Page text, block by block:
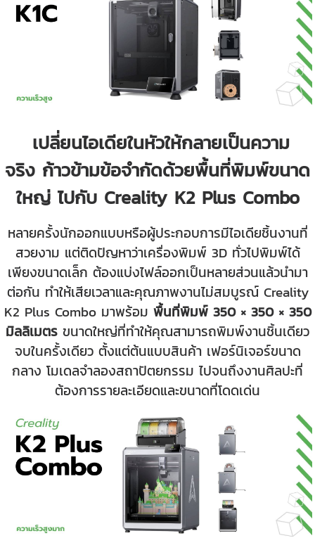
เปลี่ยนไอเดียในหัวให้กลายเป็นความ
จริง ก้าวข้ามข้อจำกัดด้วยพื้นที่พิมพ์ขนาด
ใหญ่ ไปกับ Creality K2 Plus Combo
หลายครั้งนักออกแบบหรือผู้ประกอบการมีไอเดียชิ้นงานที่
สวยงาม แต่ติดปัญหาว่าเครื่องพิมพ์ 3D ทั่วไปพิมพ์ได้
เพียงขนาดเล็ก ต้องแบ่งไฟล์ออกเป็นหลายส่วนแล้วนำมา
ต่อกัน ทำให้เสียเวลาและคุณภาพงานไม่สมบูรณ์ Creality
K2 Plus Combo มาพร้อม พื้นที่พิมพ์ 350 × 350 × 350
มิลลิเมตร ขนาดใหญ่ที่ทำให้คุณสามารถพิมพ์งานชิ้นเดียว
จบในครั้งเดียว ตั้งแต่ต้นแบบสินค้า เฟอร์นิเจอร์ขนาด
กลาง โมเดลจำลองสถาปัตยกรรม ไปจนถึงงานศิลปะที่
ต้องการรายละเอียดและขนาดที่โดดเด่น